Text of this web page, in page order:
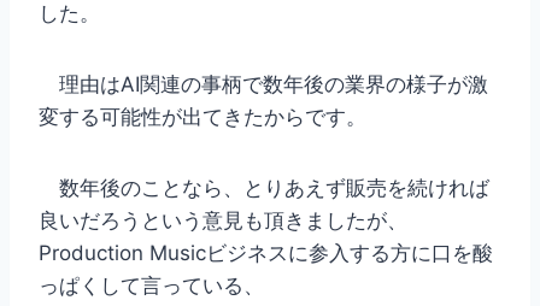
した。
理由はAI関連の事柄で数年後の業界の様子が激
変する可能性が出てきたからです。
数年後のことなら、とりあえず販売を続ければ
良いだろうという意見も頂きましたが、
Production Musicビジネスに参入する方に口を酸
っぱくして言っている、